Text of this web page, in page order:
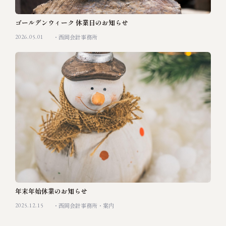
ゴールデンウィーク 休業日のお知らせ
2026.05.01 西岡会計事務所
年末年始休業のお知らせ
2025.12.15 西岡会計事務所 案内